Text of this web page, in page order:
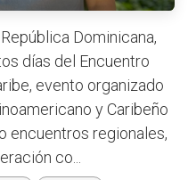
Dominicana,
días del Encuentro
evento organizado
y Caribeño
encuentros regionales,
co...